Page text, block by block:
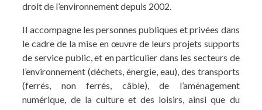
droit de l’environnement depuis 2002.
Il accompagne les personnes publiques et privées dans
le cadre de la mise en œuvre de leurs projets supports
de service public, et en particulier dans les secteurs de
l’environnement (déchets, énergie, eau), des transports
(ferrés, non ferrés, câble), de l’aménagement
numérique, de la culture et des loisirs, ainsi que du